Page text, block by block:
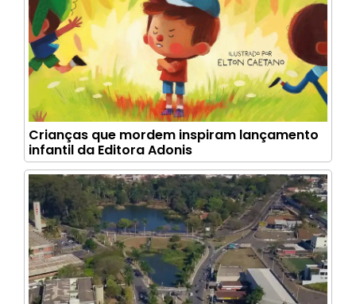
Crianças que mordem inspiram lançamento
infantil da Editora Adonis